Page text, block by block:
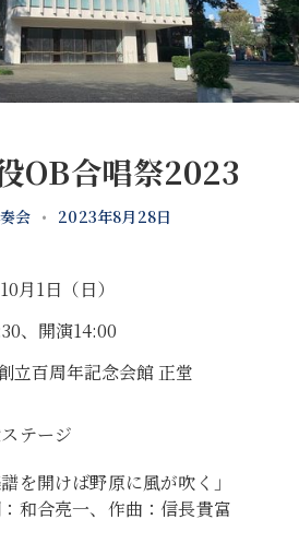
OB合唱祭2023
会 • 2023年8月28日
月1日（日）
、開演14:00
立百周年記念会館 正堂
テージ
譜を開けば野原に風が吹く」
和合亮一、作曲：信長貴富